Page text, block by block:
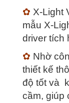
✿ X-Light
mẫu X-
driver tích
✿ Nhờ
thiết kế
độ tốt và
cầm, giúp